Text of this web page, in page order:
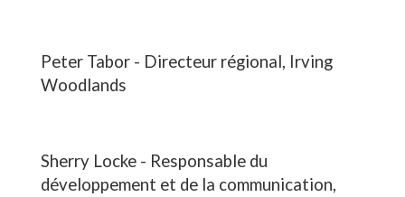
Peter Tabor - Directeur régional, Irving
Woodlands
Sherry Locke - Responsable du
développement et de la communication,